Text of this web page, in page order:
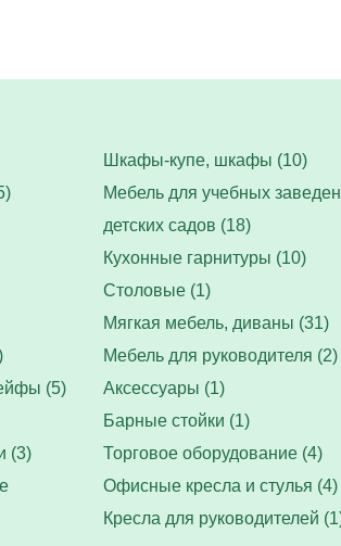
Шкафы-купе, шкафы (10)
Мебель для учебных
детских садов (18)
Кухонные гарнитуры (10)
Столовые (1)
Мягкая мебель, диваны (31)
Мебель для руководителя (2)
(5)
Аксессуары (1)
Барные стойки (1)
(3)
Торговое оборудование (4)
Офисные кресла и стулья (4)
Кресла для руководителей